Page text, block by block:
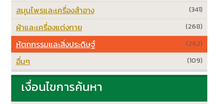
(341)
สมุนไพรและเครื่องสำอาง
(268)
ผ้าและเครื่องแต่งกาย
(262)
หัตถกรรมและสิ่งประดิษฐ์
(109)
อื่นๆ
เงื่อนไขการค้นหา